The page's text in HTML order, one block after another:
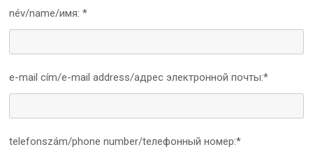
név/name/имя: *
e-mail cím/e-mail address/адрес электронной почты:*
telefonszám/phone number/tелефонный номер:*